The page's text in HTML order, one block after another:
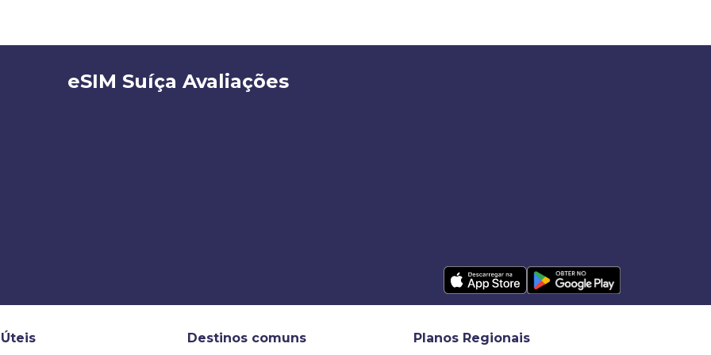
eSIM Suíça Avaliações
Destinos comuns Planos Regionais